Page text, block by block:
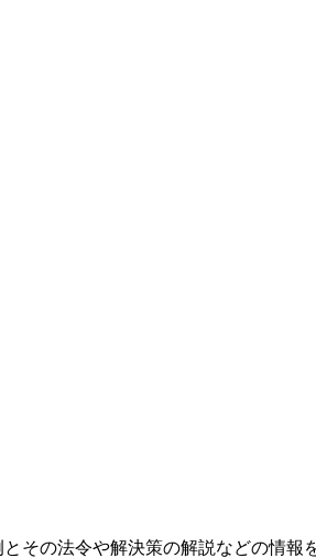
その法令や解決策の解説などの情